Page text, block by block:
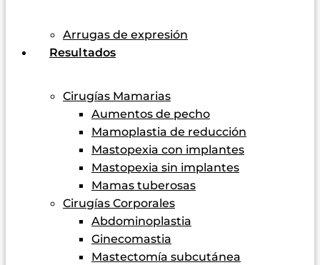
Arrugas de expresión
Resultados
Cirugías Mamarias
Aumentos de pecho
Mamoplastia de reducción
Mastopexia con implantes
Mastopexia sin implantes
Mamas tuberosas
Cirugías Corporales
Abdominoplastia
Ginecomastia
Mastectomía subcutánea